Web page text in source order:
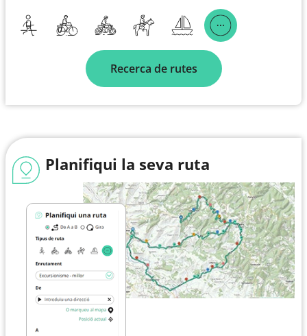
Recerca de rutes
Planifiqui la seva ruta